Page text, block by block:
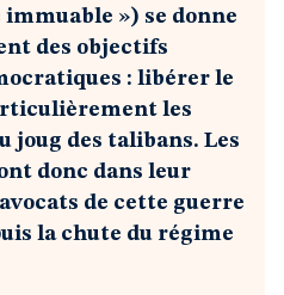
») se donne
des objectifs
: libérer le
les
joug des talibans. Les
donc dans leur
de cette guerre
la chute du régime